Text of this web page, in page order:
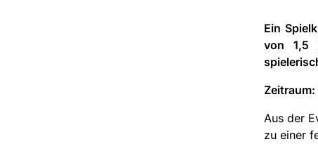
Ein
von 1,5
Zeitraum:
Aus der
zu einer